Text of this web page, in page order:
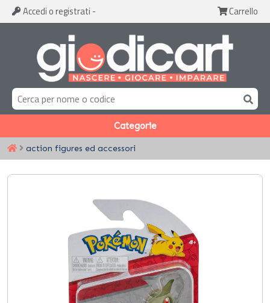
Accedi o registrati - Carrello
Categorie
action figures ed accessori